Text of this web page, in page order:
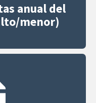
anual del
menor)